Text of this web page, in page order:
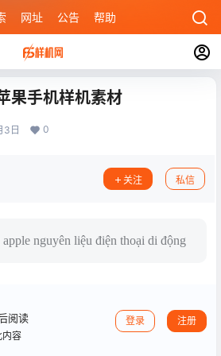
网址 公告 帮助
果手机样机素材
3日 0
关注 私信
nguyên liệu điện thoại di động
阅读
内容
登录 注册